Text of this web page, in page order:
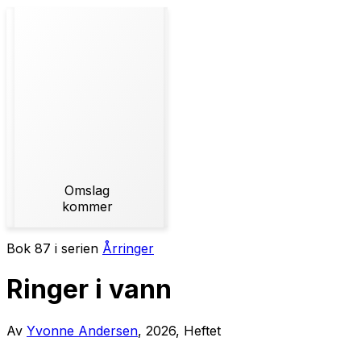
Omslag
kommer
Bok 87 i serien Årringer
Ringer i vann
Av Yvonne Andersen, 2026, Heftet